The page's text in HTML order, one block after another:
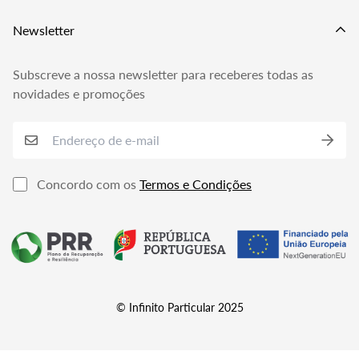
Newsletter
Subscreve a nossa newsletter para receberes todas as
novidades e promoções
Concordo com os Termos e Condições
© Infinito Particular 2025